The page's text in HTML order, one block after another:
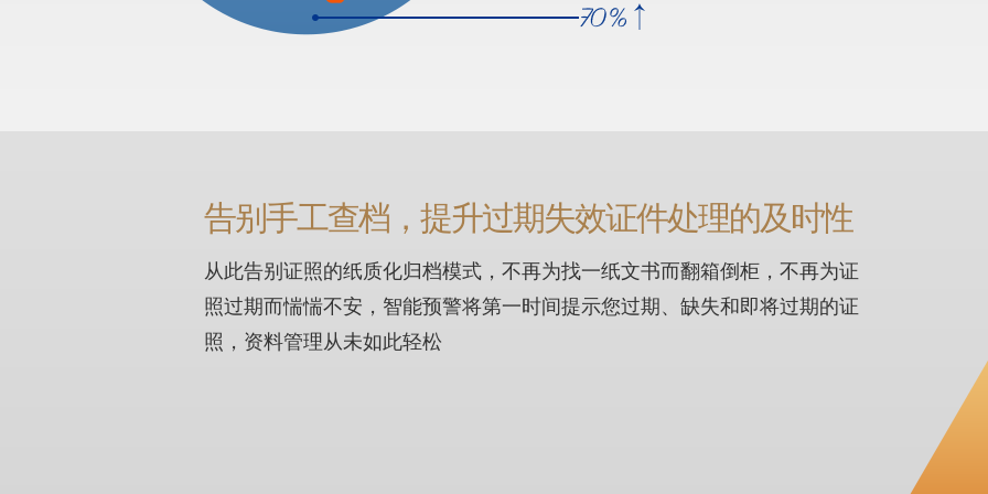
告别手工查档，提升过期失效证件处理的及时性
从此告别证照的纸质化归档模式，不再为找一纸文书而翻箱倒柜，不再为证
照过期而惴惴不安，智能预警将第一时间提示您过期、缺失和即将过期的证
照，资料管理从未如此轻松